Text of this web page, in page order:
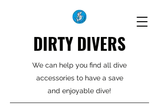
DIRTY DIVERS
We can help you find all dive
accessories to have a save
and enjoyable dive!